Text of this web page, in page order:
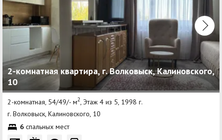
2-комнатная квартира, г. Волковыск, Калиновского,
10
2-комнатная, 54/49/- м2 , Этаж 4 из 5, 1998 г.
г. Волковыск, Калиновского, 10
6 спальных мест